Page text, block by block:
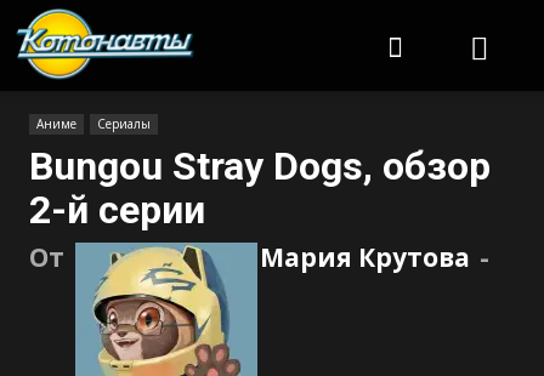
Аниме Сериалы
Bungou Stray Dogs, обзор
2-й серии
От Мария Крутова -